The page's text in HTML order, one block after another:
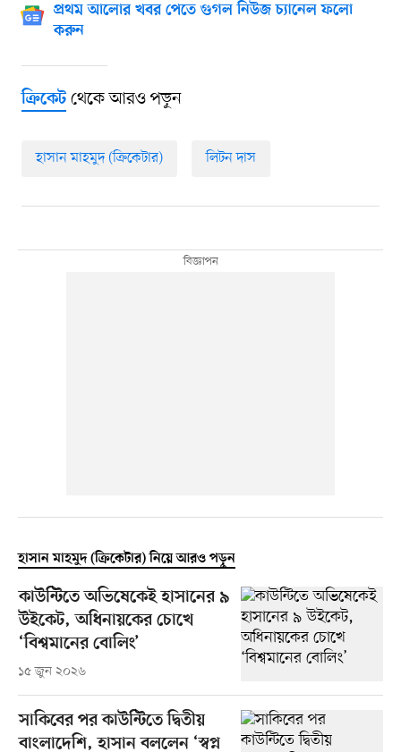
প্রথম আলোর খবর পেতে গুগল নিউজ চ্যানেল ফলো
করুন
ক্রিকেটথেকে আরও পড়ুন
হাসান মাহমুদ (ক্রিকেটার) লিটন দাস
হাসান মাহমুদ (ক্রিকেটার) নিয়ে আরও পড়ুন
কাউন্টিতে অভিষেকেই হাসানের ৯
উইকেট, অধিনায়কের চোখে
‘বিশ্বমানের বোলিং’
১৫ জুন ২০২৬
সাকিবের পর কাউন্টিতে দ্বিতীয়
বাংলাদেশি, হাসান বললেন ‘স্বপ্ন